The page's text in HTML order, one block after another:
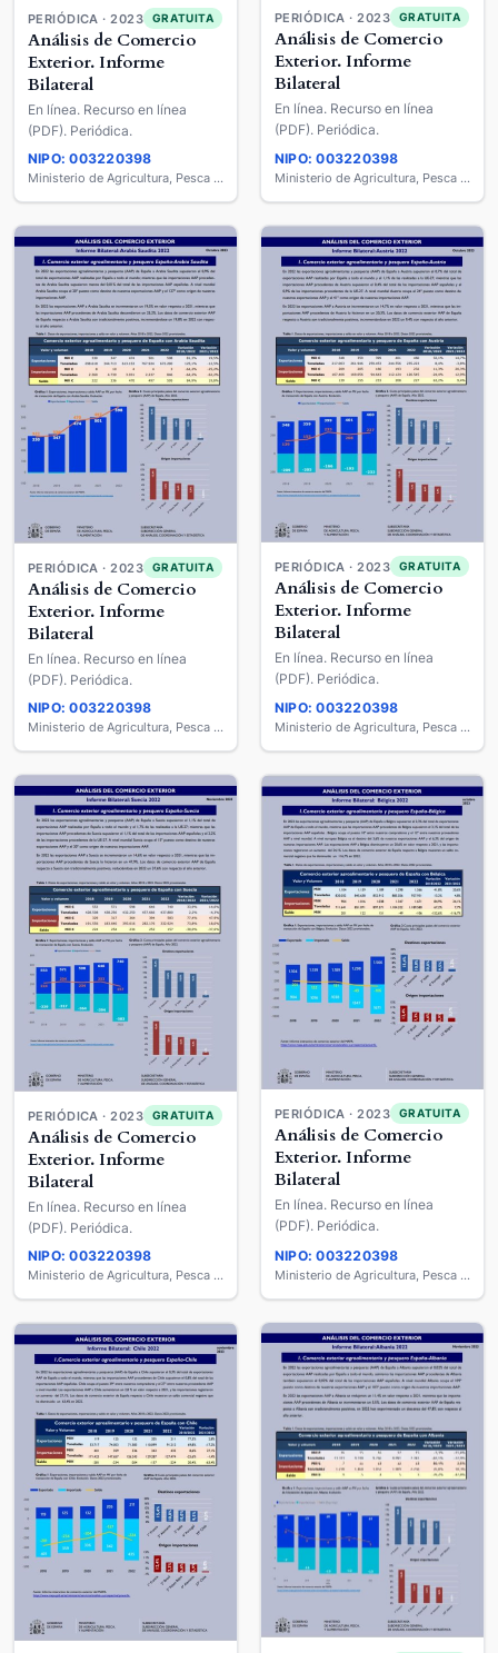
PERIÓDICA · 2023 GRATUITA
Análisis de Comercio
Exterior. Informe
Bilateral
En línea. Recurso en línea
(PDF). Periódica.
NIPO: 003220398
Ministerio de Agricultura, Pesca y Alimentación
PERIÓDICA · 2023 GRATUITA
Análisis de Comercio
Exterior. Informe
Bilateral
En línea. Recurso en línea
(PDF). Periódica.
NIPO: 003220398
Ministerio de Agricultura, Pesca y Alimentación
PERIÓDICA · 2023 GRATUITA
Análisis de Comercio
Exterior. Informe
Bilateral
En línea. Recurso en línea
(PDF). Periódica.
NIPO: 003220398
Ministerio de Agricultura, Pesca y Alimentación
PERIÓDICA · 2023 GRATUITA
Análisis de Comercio
Exterior. Informe
Bilateral
En línea. Recurso en línea
(PDF). Periódica.
NIPO: 003220398
Ministerio de Agricultura, Pesca y Alimentación
PERIÓDICA · 2023 GRATUITA
Análisis de Comercio
Exterior. Informe
Bilateral
En línea. Recurso en línea
(PDF). Periódica.
NIPO: 003220398
Ministerio de Agricultura, Pesca y Alimentación
PERIÓDICA · 2023 GRATUITA
Análisis de Comercio
Exterior. Informe
Bilateral
En línea. Recurso en línea
(PDF). Periódica.
NIPO: 003220398
Ministerio de Agricultura, Pesca y Alimentación